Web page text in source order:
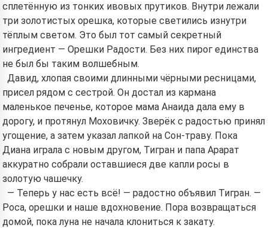
сплетённую из тонких ивовых прутиков. Внутри лежали
три золотистых орешка, которые светились изнутри
тёплым светом. Это был тот самый секретный
ингредиент — Орешки Радости. Без них пирог единства
не был бы таким волшебным.
Давид, хлопая своими длинными чёрными ресницами,
присел рядом с сестрой. Он достал из кармана
маленькое печенье, которое мама Анаида дала ему в
дорогу, и протянул Моховичку. Зверёк с радостью принял
угощение, а затем указал лапкой на Сон-траву. Пока
Диана играла с новым другом, Тигран и папа Арарат
аккуратно собрали оставшиеся две капли росы в
золотую чашечку.
— Теперь у нас есть всё! — радостно объявил Тигран. —
Роса, орешки и наше вдохновение. Пора возвращаться
домой, пока луна не начала клониться к закату.